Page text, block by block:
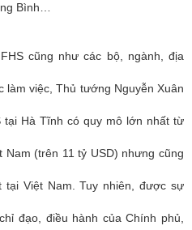
Bình…
cũng như các bộ, ngành, địa
làm việc, Thủ tướng Nguyễn Xuân
tại Hà Tĩnh có quy mô lớn nhất từ
(trên 11 tỷ USD) nhưng cũng
Việt Nam. Tuy nhiên, được sự
đạo, điều hành của Chính phủ,